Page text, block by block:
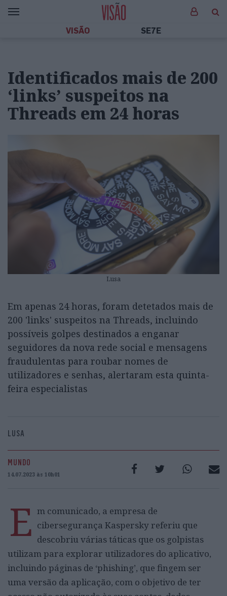
VISÃO SE7E
Identificados mais de 200
‘links’ suspeitos na
Threads em 24 horas
Lusa
Em apenas 24 horas, foram detetados mais de
200 'links' suspeitos na Threads, incluindo
possíveis golpes destinados a enganar
seguidores da nova rede social e mensagens
fraudulentas para roubar nomes de
utilizadores e senhas, alertaram esta quinta-
feira especialistas
LUSA
MUNDO
14.07.2023 às 10h01
E m comunicado, a empresa de
cibersegurança Kaspersky referiu que
descobriu várias táticas que os golpistas
utilizam para explorar utilizadores do aplicativo,
incluindo páginas de ‘phishing’, que fingem ser
uma versão da aplicação, com o objetivo de ter